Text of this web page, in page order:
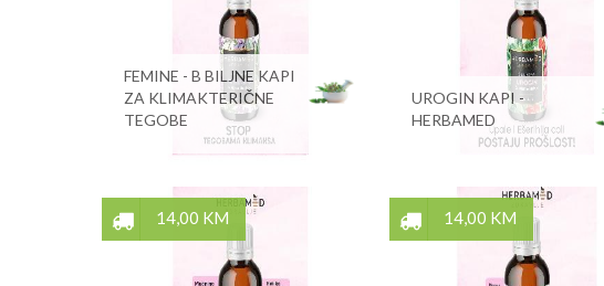
FEMINE - B BILJNE KAPI
ZA KLIMAKTERIČNE
TEGOBE
UROGIN KAPI -
HERBAMED
14,00 KM 14,00 KM